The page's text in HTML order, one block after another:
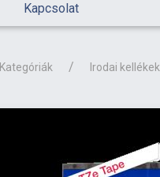
Kapcsolat
Kategóriák Irodai kellékek